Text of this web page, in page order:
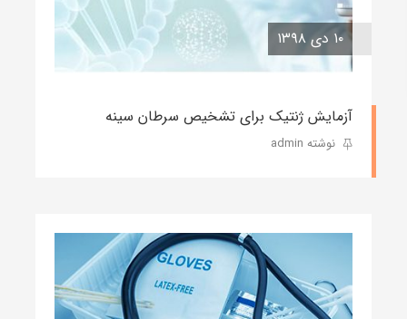
۱۰ دی ۱۳۹۸
آزمایش ژنتیک برای تشخیص سرطان سینه
نوشته admin